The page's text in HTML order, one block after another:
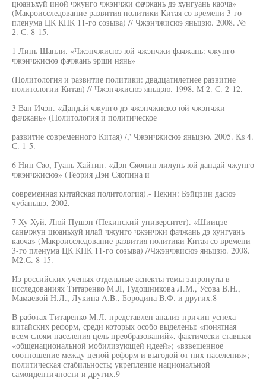
цюанъхуй иной чжунго чжэнчжи фачжань дэ хунгуань каоча»
(Макроисследование развития политики Китая со времени 3-го
пленума ЦК КПК 11-го созыва) // Чжэнчжисюэ яньцзю. 2008. №
2. С. 8-15.
1 Линь Шанли. «Чжэнчжисюэ юй чжэнчжи фачжань: чжунго
чжэнчжисюэ фачжань эрши нянь»
(Политология и развитие политики: двадцатилетнее развитие
политологии Китая) // Чжэнчжисюэ яньцзю. 1998. М 2. С. 2-12.
3 Ван Ичэн. «Дандай чжунго дэ чжэнчжисюэ юй чжэнчжи
фачжань» (Политология и политическое
развитие современного Китая) /,' Чжэнчжисюэ яньцзю. 2005. Ks 4.
С. 1-5.
6 Нин Cao, Гуань Хайтин. «Дэн Сяопин лилунь юй дандай чжунго
чжэнчжисюэ» (Теория Дэн Сяопина и
современная китайская политология).- Пекин: Бэйцзин дасюэ
чубаньшэ, 2002.
7 Ху Хуй, Люй Пушэн (Пекинский университет). «Шиицзе
саньчжун цюаньхуй илай чжунго чжэнчжи фачжань дэ хунгуань
каоча» (Макроисследование развития политики Китая со времени
3-го пленума ЦК КПК 11-го созыва) //Чжэнчжисюэ яньцзю. 2008.
М2.С. 8-15.
Из российских ученых отдельные аспекты темы затронуты в
исследованиях Титаренко M.JI, Гудошникова Л.М., Усова В.Н.,
Мамаевой Н.Л., Лукина A.B., Бородина В.Ф. и других.8
В работах Титаренко М.Л. представлен анализ причин успеха
китайских реформ, среди которых особо выделены: «понятная
всем слоям населения цель преобразований», фактически ставшая
«общенациональной мобилизующей идеей»; «взвешенное
соотношение между ценой реформ и выгодой от них населения»;
политическая стабильность; укрепление национальной
самоидентичности и других.9